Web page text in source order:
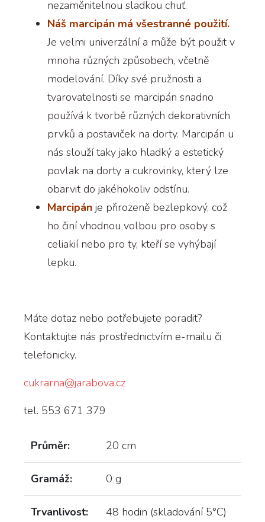
nezaměnitelnou sladkou chuť.
Náš marcipán má všestranné použití.
Je velmi univerzální a může být použit v
mnoha různých způsobech, včetně
modelování. Díky své pružnosti a
tvarovatelnosti se marcipán snadno
používá k tvorbě různých dekorativních
prvků a postaviček na dorty. Marcipán u
nás slouží taky jako hladký a estetický
povlak na dorty a cukrovinky, který lze
obarvit do jakéhokoliv odstínu.
Marcipán je přirozeně bezlepkový, což
ho činí vhodnou volbou pro osoby s
celiakií nebo pro ty, kteří se vyhýbají
lepku.
Máte dotaz nebo potřebujete poradit?
Kontaktujte nás prostřednictvím e-mailu či
telefonicky.
cukrarna@jarabova.cz
tel. 553 671 379
Průměr: 20 cm
Gramáž: 0 g
Trvanlivost: 48 hodin (skladování 5°C)